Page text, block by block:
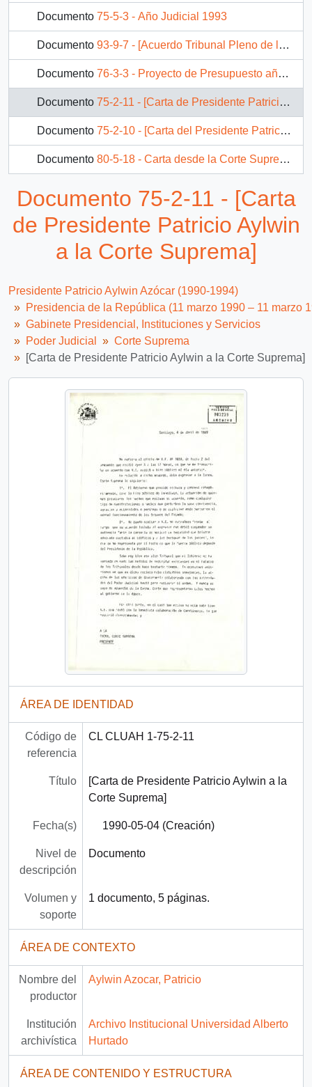
Documento 75-5-3 - Año Judicial 1993
Documento 93-9-7 - [Acuerdo Tribunal Pleno de la Corte Suprema, relativo a las bajas remuneraciones del personal del Poder Judicia]
Documento 76-3-3 - Proyecto de Presupuesto año 1991 Poder Judicial.
Documento 75-2-11 - [Carta de Presidente Patricio Aylwin a la Corte Suprema]
Documento 75-2-10 - [Carta del Presidente Patricio Aylwin al Presidente de la Corte Suprema, Luís Maldonado]
Documento 80-5-18 - Carta desde la Corte Suprema, de su Presidente, sr. Luis Maldonado Boggiano, dirigida a S.E. El Presidente de la República, Don Patricio Aylwin Azócar
Documento 75-2-11 - [Carta
de Presidente Patricio Aylwin
a la Corte Suprema]
Presidente Patricio Aylwin Azócar (1990-1994)
Presidencia de la República (11 marzo 1990 – 11 marzo
Gabinete Presidencial, Instituciones y Servicios
Poder Judicial
Corte Suprema
[Carta de Presidente Patricio Aylwin a la Corte Suprema]
ÁREA DE IDENTIDAD
Código de
referencia
CL CLUAH 1-75-2-11
Título
[Carta de Presidente Patricio Aylwin a la
Corte Suprema]
Fecha(s) 1990-05-04 (Creación)
Nivel de
descripción
Documento
Volumen y
soporte
1 documento, 5 páginas.
ÁREA DE CONTEXTO
Nombre del
productor
Aylwin Azocar, Patricio
Institución
archivística
Archivo Institucional Universidad Alberto
Hurtado
ÁREA DE CONTENIDO Y ESTRUCTURA